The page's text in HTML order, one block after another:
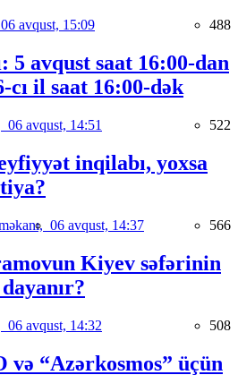
06 avqust, 15:09 488
5 avqust saat 16:00-dan
cı il saat 16:00-dək
06 avqust, 14:51 522
inqilabı, yoxsa
06 avqust, 14:37 566
Kiyev səfərinin
06 avqust, 14:32 508
və “Azərkosmos” üçün